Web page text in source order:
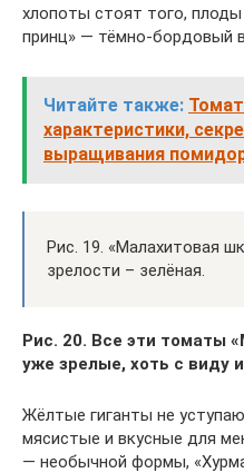
хлопоты стоят того,
принц» — тёмно-бордовый
Читайте также:
характеристики,
выращивания
Рис. 19. «Малахитовая
зрелости – зелёная.
Рис. 20. Все эти томаты
уже зрелые, хоть с виду
Жёлтые гиганты не
мясистые и вкусные для
— необычной формы,